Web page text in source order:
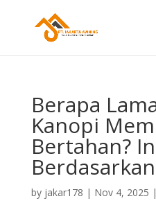
Berapa
Kanopi
Bertahan?
by jakar178 | Nov 4, 2025 |